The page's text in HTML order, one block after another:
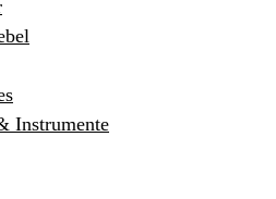
Instrumente